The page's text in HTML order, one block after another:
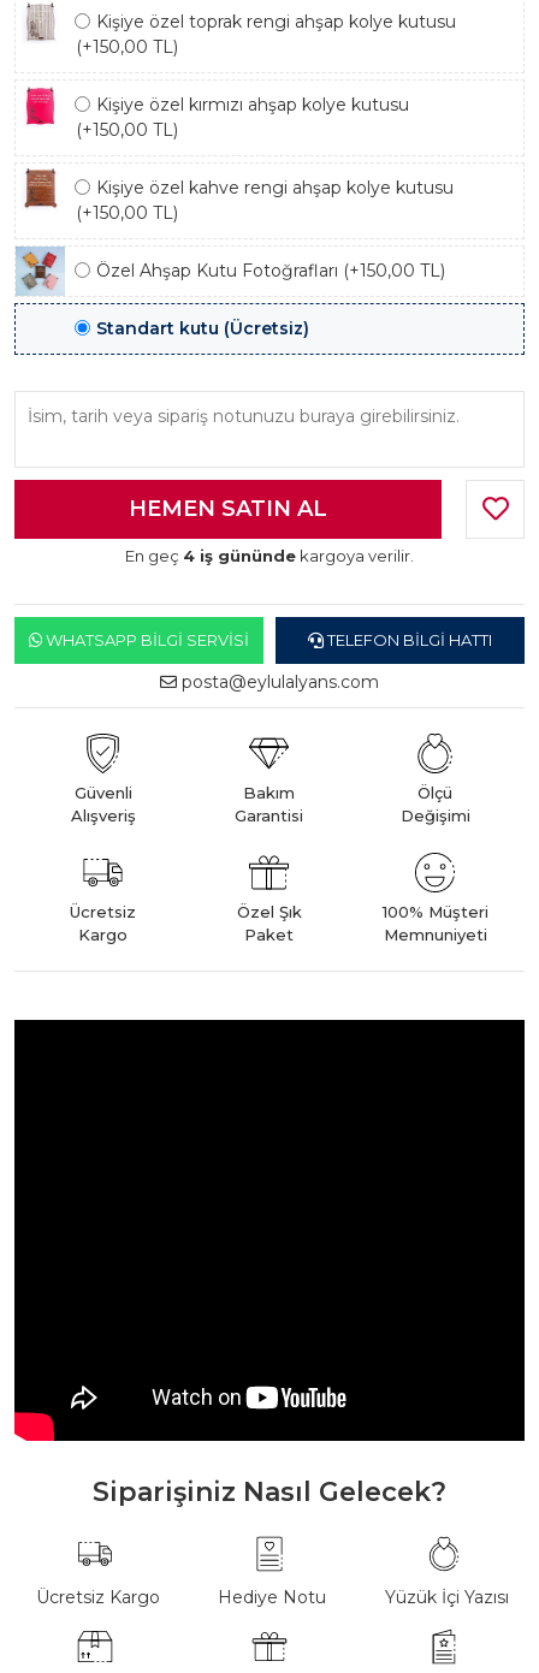
Kişiye özel toprak rengi ahşap kolye kutusu
(+150,00 TL)
Kişiye özel kırmızı ahşap kolye kutusu
(+150,00 TL)
Kişiye özel kahve rengi ahşap kolye kutusu
(+150,00 TL)
Özel Ahşap Kutu Fotoğrafları (+150,00 TL)
Standart kutu (Ücretsiz)
En geç 4 iş gününde kargoya verilir.
WHATSAPP BILGI SERVISI TELEFON BILGI HATTI
posta@eylulalyans.com
Güvenli
Alışveriş
Bakım
Garantisi
Ölçü
Değişimi
Ücretsiz
Kargo
Özel Şık
Paket
100% Müşteri
Memnuniyeti
Siparişiniz Nasıl Gelecek?
Ücretsiz Kargo Hediye Notu Yüzük İçi Yazısı